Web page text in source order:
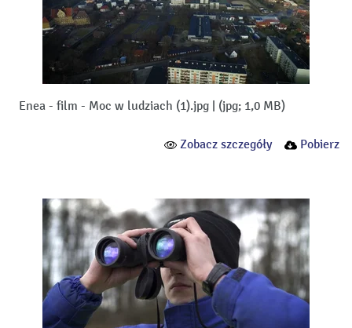
Enea - film - Moc w ludziach (1).jpg (jpg; 1,0 MB)
Zobacz szczegóły Pobierz